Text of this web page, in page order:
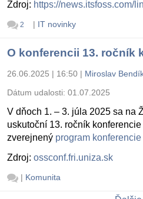
Zdroj: https://news.itsfoss.com/
2 | IT novinky
O konferencii 13. ročník
26.06.2025 | 16:50 | Miroslav
Dátum udalosti: 01.07.2025
V dňoch 1. – 3. júla 2025 sa na
uskutoční 13. ročník
zverejnený program konferencie
Zdroj: ossconf.fri.uniza.sk
| Komunita